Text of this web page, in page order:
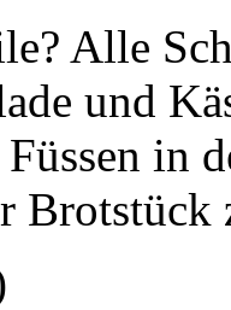
Alle
und
in
Brotstück